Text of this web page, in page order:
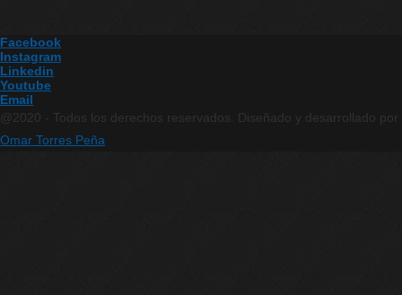
Facebook
Instagram
Linkedin
Youtube
Email
@2020 - Todos los derechos reservados. Diseñado y desarrollado por
Omar Torres Peña